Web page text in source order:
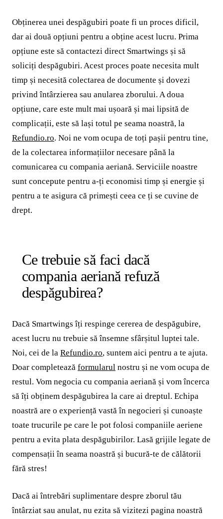
Obținerea unei despăgubiri poate fi un proces dificil,
dar ai două opțiuni pentru a obține acest lucru. Prima
opțiune este să contactezi direct Smartwings și să
soliciți despăgubiri. Acest proces poate necesita mult
timp și necesită colectarea de documente și dovezi
privind întârzierea sau anularea zborului. A doua
opțiune, care este mult mai ușoară și mai lipsită de
complicații, este să lași totul pe seama noastră, la
Refundio.ro. Noi ne vom ocupa de toți pașii pentru tine,
de la colectarea informațiilor necesare până la
comunicarea cu compania aeriană. Serviciile noastre
sunt concepute pentru a-ți economisi timp și energie și
pentru a te asigura că primești ceea ce ți se cuvine de
drept.
Ce trebuie să faci dacă
compania aeriană refuză
despăgubirea?
Dacă Smartwings îți respinge cererea de despăgubire,
acest lucru nu trebuie să însemne sfârșitul luptei tale.
Noi, cei de la Refundio.ro, suntem aici pentru a te ajuta.
Doar completează formularul nostru și ne vom ocupa de
restul. Vom negocia cu compania aeriană și vom încerca
să îți obținem despăgubirea la care ai dreptul. Echipa
noastră are o experiență vastă în negocieri și cunoaște
toate trucurile pe care le pot folosi companiile aeriene
pentru a evita plata despăgubirilor. Lasă grijile legate de
compensații în seama noastră și bucură-te de călătorii
fără stres!
Dacă ai întrebări suplimentare despre zborul tău
întârziat sau anulat, nu ezita să vizitezi pagina noastră